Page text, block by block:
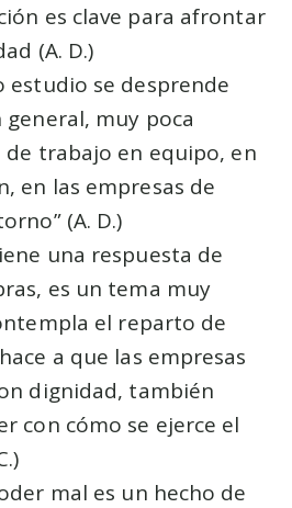
es clave para afrontar
(A. D.)
estudio se desprende
general, muy poca
de trabajo en equipo, en
en las empresas de
(A. D.)
una respuesta de
es un tema muy
el reparto de
a que las empresas
dignidad, también
con cómo se ejerce el
mal es un hecho de